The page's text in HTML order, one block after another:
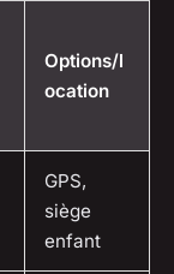
Options/l
ocation
GPS,
siège
enfant